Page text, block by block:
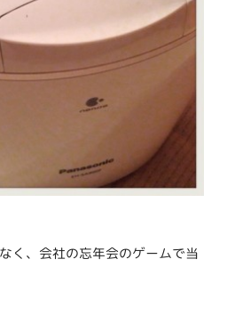
く、会社の忘年会のゲームで当